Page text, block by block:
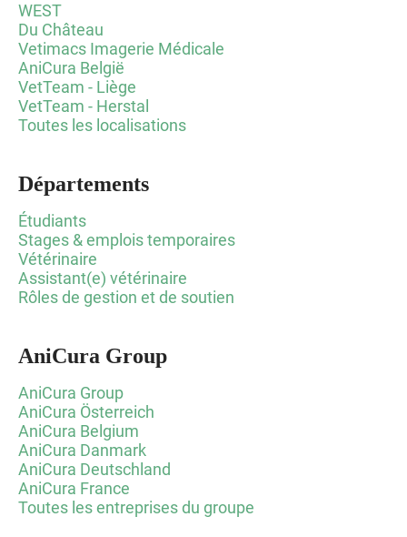
WEST
Du Château
Vetimacs Imagerie Médicale
AniCura België
VetTeam - Liège
VetTeam - Herstal
Toutes les localisations
Départements
Étudiants
Stages & emplois temporaires
Vétérinaire
Assistant(e) vétérinaire
Rôles de gestion et de soutien
AniCura Group
AniCura Group
AniCura Österreich
AniCura Belgium
AniCura Danmark
AniCura Deutschland
AniCura France
Toutes les entreprises du groupe